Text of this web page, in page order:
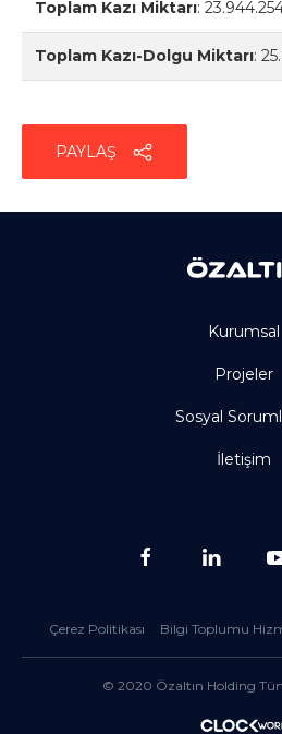
Toplam Kazı Miktarı:
Toplam Kazı-Dolgu Miktarı:
PAYLAŞ
Kurumsal
Projeler
Sosyal
İletişim
Çerez Politikası Bilgi Toplumu
© 2020 Özaltın Holding